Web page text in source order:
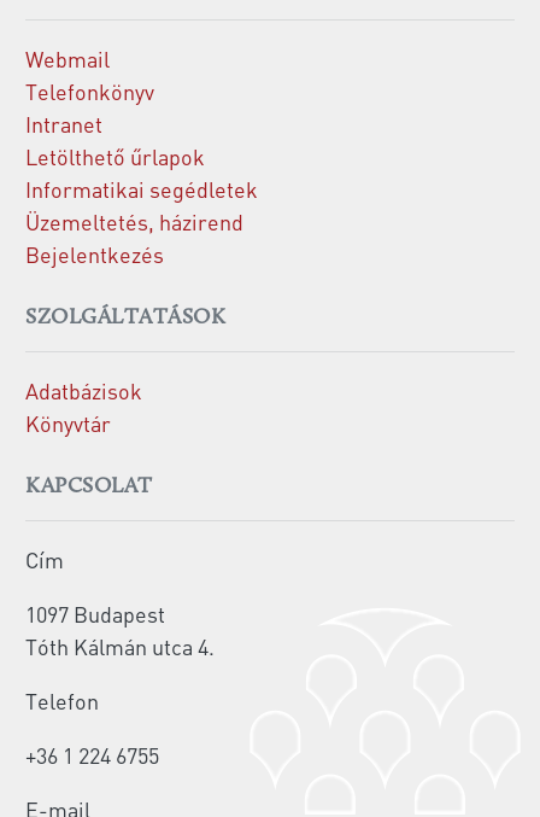
Webmail
Telefonkönyv
Intranet
Letölthető űrlapok
Informatikai segédletek
Üzemeltetés, házirend
Bejelentkezés
SZOLGÁLTATÁSOK
Adatbázisok
Könyvtár
KAPCSOLAT
Cím
1097 Budapest
Tóth Kálmán utca 4.
Telefon
+36 1 224 6755
E-mail